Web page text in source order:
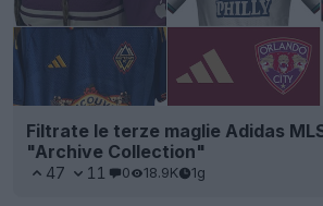
Filtrate le terze maglie Adidas
"Archive Collection"
47 11 0 18.9K 1g